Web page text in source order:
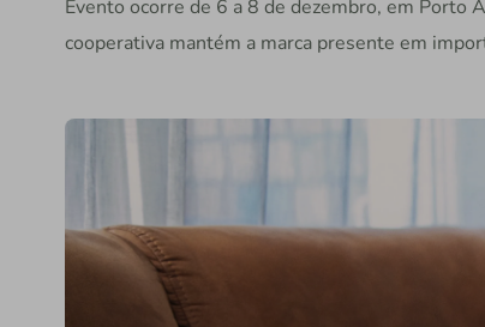
Evento ocorre de 6 a 8 de dezembro, em Porto
cooperativa mantém a marca presente em